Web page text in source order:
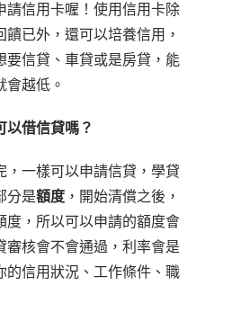
請信用卡喔！使用信用卡除
饋已外，還可以培養信用，
要信貸、車貸或是房貸，能
會越低。
以借信貸嗎？
，一樣可以申請信貸，學貸
分是額度 ，開始清償之後，
度，所以可以申請的額度會
審核會不會通過，利率會是
的信用狀況、工作條件、職